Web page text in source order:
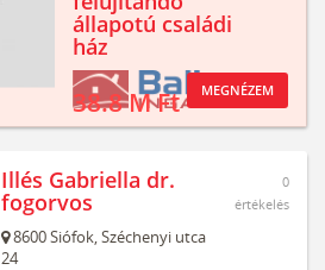
állapotú családi
ház
38.8 M Ft MEGNÉZEM
Illés Gabriella dr.
fogorvos
8600Siófok,Széchenyi utca
24
0
értékelés